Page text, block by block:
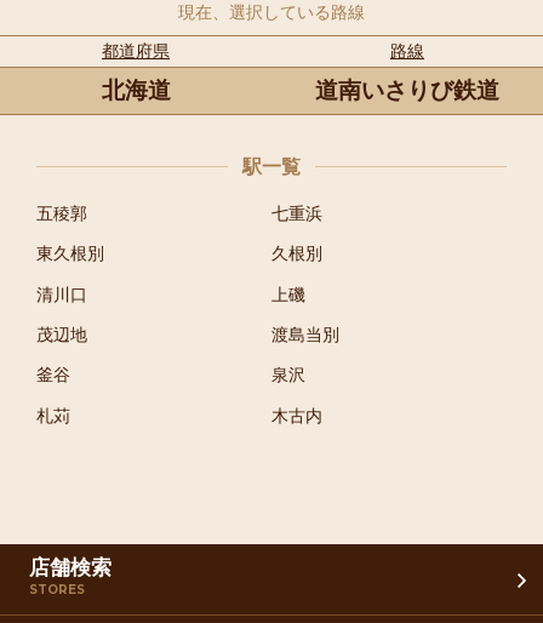
現在、選択している路線
都道府県
路線
北海道 道南いさりび鉄道
駅一覧
五稜郭 七重浜
東久根別 久根別
清川口 上磯
茂辺地 渡島当別
釜谷 泉沢
札苅 木古内
店舗検索
STORES